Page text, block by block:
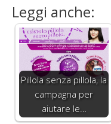
Leggi anche:
Pillola senza pillola, la
campagna per
aiutare le…